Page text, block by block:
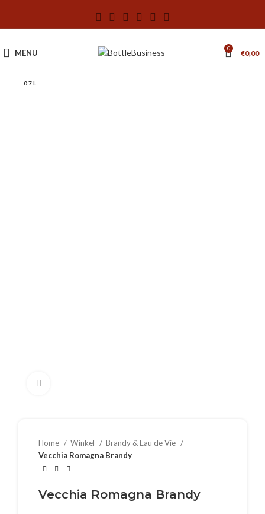
MENU 0 €0,00
0.7 L
Home Winkel
Brandy & Eau de Vie
Vecchia Romagna Brandy
Vecchia Romagna Brandy